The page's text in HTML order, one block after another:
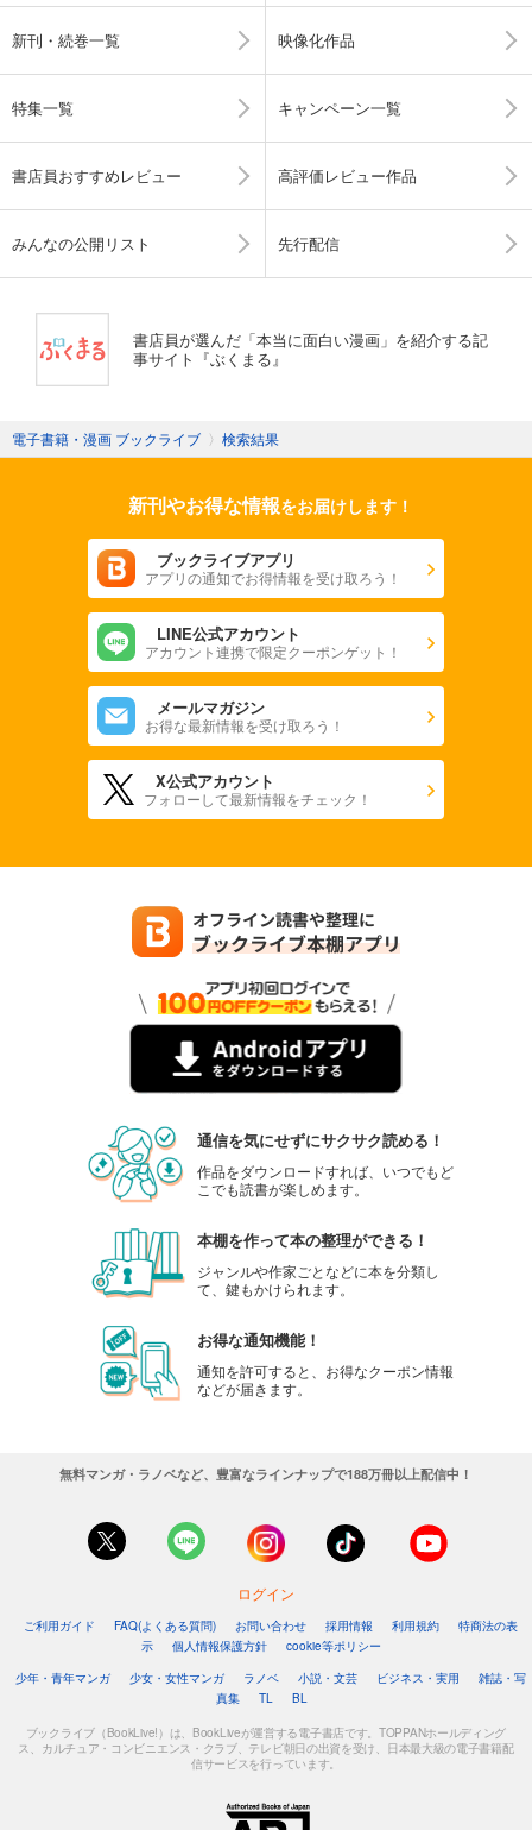
新刊・続巻一覧 映像化作品
特集一覧 キャンペーン一覧
書店員おすすめレビュー 高評価レビュー作品
みんなの公開リスト 先行配信
書店員が選んだ「本当に面白い漫画」を紹介する記
事サイト『ぶくまる』
電子書籍・漫画 ブックライブ 〉 検索結果
新刊やお得な情報をお届けします！
ブックライブアプリ
アプリの通知でお得情報を受け取ろう！
LINE公式アカウント
アカウント連携で限定クーポンゲット！
メールマガジン
お得な最新情報を受け取ろう！
X公式アカウント
フォローして最新情報をチェック！
通信を気にせずにサクサク読める！
作品をダウンロードすれば、いつでもど
こでも読書が楽しめます。
本棚を作って本の整理ができる！
ジャンルや作家ごとなどに本を分類し
て、鍵もかけられます。
お得な通知機能！
通知を許可すると、お得なクーポン情報
などが届きます。
無料マンガ・ラノベなど、豊富なラインナップで188万冊以上配信中！
ログイン
ご利用ガイド FAQ(よくある質問) お問い合わせ 採用情報 利用規約
特商法の表
示
個人情報保護方針
cookie等ポリシー
少年・青年マンガ
少女・女性マンガ ラノベ 小説・文芸 ビジネス・実用
雑誌・写
真集
TL BL
ブックライブ（BookLive!）は、BookLiveが運営する電子書店です。TOPPANホールディング
ス、カルチュア・コンビニエンス・クラブ、テレビ朝日の出資を受け、日本最大級の電子書籍配
信サービスを行っています。